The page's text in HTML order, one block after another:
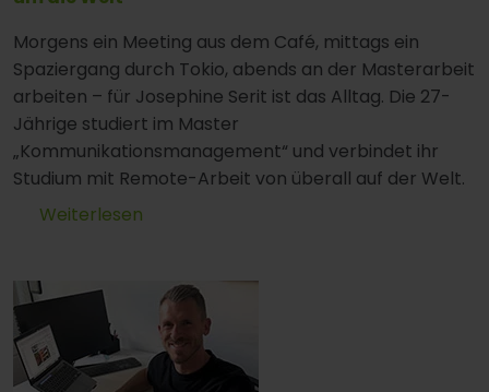
Morgens ein Meeting aus dem Café, mittags ein
Spaziergang durch Tokio, abends an der Masterarbeit
arbeiten – für Josephine Serit ist das Alltag. Die 27-
Jährige studiert im Master
„Kommunikationsmanagement“ und verbindet ihr
Studium mit Remote-Arbeit von überall auf der Welt.
Weiterlesen